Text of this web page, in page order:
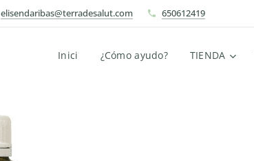
elisendaribas@terradesalut.com 650612419
Inici ¿Cómo ayudo? TIENDA